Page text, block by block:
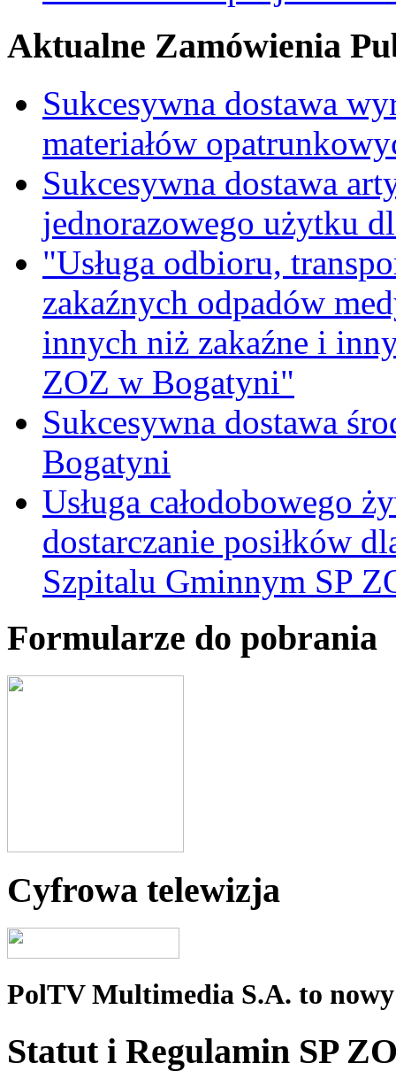
Aktualne Zamówienia
Sukcesywna dostawa
materiałów
Sukcesywna dostawa
jednorazowego użytku
"Usługa odbioru,
zakaźnych odpadów
innych niż zakaźne i
ZOZ w Bogatyni"
Sukcesywna dostawa
Bogatyni
Usługa całodobowego
dostarczanie posiłków
Szpitalu Gminnym SP
Formularze do pobrania
Cyfrowa telewizja
PolTV Multimedia S.A. to
Statut i Regulamin SP